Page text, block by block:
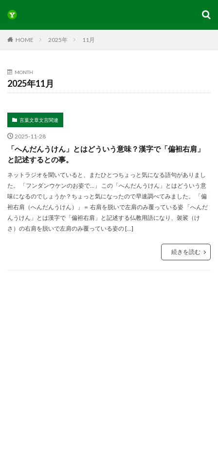
HOME 2025年 11月
MONTH
2025年11月
言葉文章文言関連
2025-11-28
「へんだんうけん」とはどういう意味？漢字で「偏袒右肩」
と記述するとの事。
ネットラジオを聞いていると、またひとつちょっと気になる語句がありまし
た。 「フンダンウケンのお姿で…」 この「へんだんうけん」とはどういう意
味になるのでしょうか？ちょっと気になったので早速調べてみました。 「偏
袒右肩（へんだんうけん）」＝ 右肩を脱いで左肩のみ覆っている姿 「へんだ
んうけん」とは漢字で「偏袒右肩」と記述する仏教用語になり、袈裟（け
さ）の右肩を脱いで左肩のみ覆っている姿の […]
続きを読む